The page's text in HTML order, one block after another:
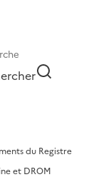
du Registre
et DROM